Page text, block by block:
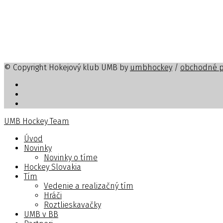
© Copyright Hokejový klub UMB by umbhockey / obchodné
UMB Hockey Team
Úvod
Novinky
Novinky o tíme
Hockey Slovakia
Tím
Vedenie a realizačný tím
Hráči
Roztlieskavačky
UMB v BB